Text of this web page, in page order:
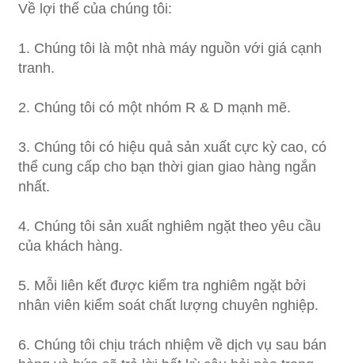
Về lợi thế của chúng tôi:
1. Chúng tôi là một nhà máy nguồn với giá cạnh
tranh.
2. Chúng tôi có một nhóm R & D mạnh mẽ.
3. Chúng tôi có hiệu quả sản xuất cực kỳ cao, có
thể cung cấp cho bạn thời gian giao hàng ngắn
nhất.
4. Chúng tôi sản xuất nghiêm ngặt theo yêu cầu
của khách hàng.
5. Mỗi liên kết được kiểm tra nghiêm ngặt bởi
nhân viên kiểm soát chất lượng chuyên nghiệp.
6. Chúng tôi chịu trách nhiệm về dịch vụ sau bán